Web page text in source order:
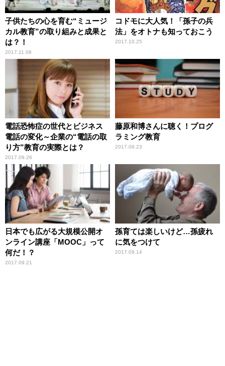
子供たちの心を育む“ミュージ
カル教育”の取り組みと成果と
は？！
2017.11.08
コドモに大人気！「孫子の兵
法」をオトナも知っておこう
2017.10.25
電話恐怖症の世代とビジネス
電話の変化～企業の“電話の取
り方”教育の実際とは？
2017.09.26
藤原和博さんに聴く！プログ
ラミング教育
2017.09.23
日本でも広がる大規模公開オ
ンライン講座「MOOC」って
何だ！？
2017.09.21
孫育ては楽しいけど…孫疲れ
に気をつけて
2017.09.14